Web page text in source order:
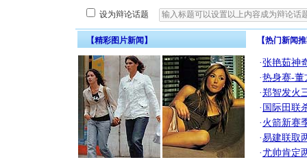
设为辩论话题
【精彩图片新闻】 【热门新闻
·张艳茹神
·热身赛-董
·郑智发火
· 国际田联
· 火箭新赛
·易建联取
·尤帅肯定